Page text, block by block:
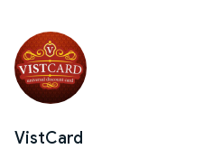
VistCard